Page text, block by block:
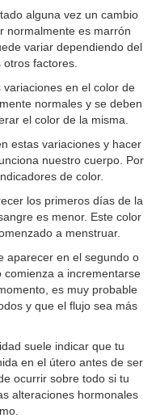
alguna vez un cambio
normalmente es marrón
variar dependiendo del
factores.
en el color de
normales y se deben
el color de la misma.
estas variaciones y hacer
nuestro cuerpo. Por
de color.
los primeros días de la
es menor. Este color
a menstruar.
aparecer en el segundo o
a incrementarse
es muy probable
y que el flujo sea más
suele indicar que tu
en el útero antes de ser
ocurrir sobre todo si tu
alteraciones hormonales